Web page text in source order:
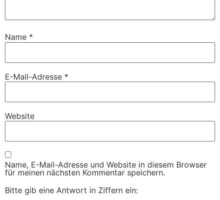
Name *
E-Mail-Adresse *
Website
Name, E-Mail-Adresse und Website in diesem Browser
für meinen nächsten Kommentar speichern.
Bitte gib eine Antwort in Ziffern ein: